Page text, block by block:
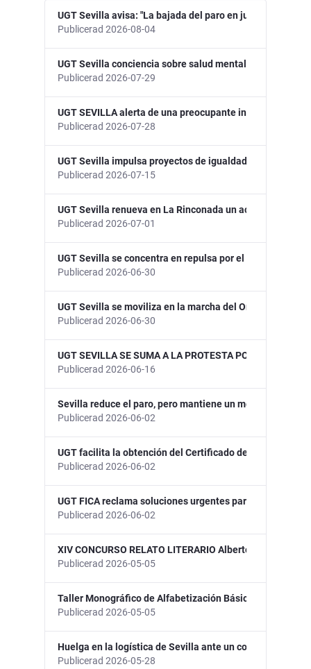
UGT Sevilla avisa: "La bajada del paro en julio es un
Publicerad 2026-08-04
UGT Sevilla conciencia sobre salud mental y prevención
Publicerad 2026-07-29
UGT SEVILLA alerta de una preocupante inversión de
Publicerad 2026-07-28
UGT Sevilla impulsa proyectos de igualdad, salud
Publicerad 2026-07-15
UGT Sevilla renueva en La Rinconada un acuerdo
Publicerad 2026-07-01
UGT Sevilla se concentra en repulsa por el último
Publicerad 2026-06-30
UGT Sevilla se moviliza en la marcha del Orgullo para
Publicerad 2026-06-30
UGT SEVILLA SE SUMA A LA PROTESTA POR LA
Publicerad 2026-06-16
Sevilla reduce el paro, pero mantiene un mercado
Publicerad 2026-06-02
UGT facilita la obtención del Certificado de
Publicerad 2026-06-02
UGT FICA reclama soluciones urgentes para garantizar
Publicerad 2026-06-02
XIV CONCURSO RELATO LITERARIO Alberto Fernandez
Publicerad 2026-05-05
Taller Monográfico de Alfabetización Básica Digital.
Publicerad 2026-05-05
Huelga en la logística de Sevilla ante un convenio
Publicerad 2026-05-28